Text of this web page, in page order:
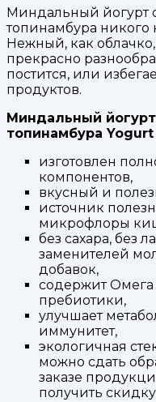
Миндальный йогурт
топинамбура никого
Нежный, как
прекрасно
постится, или
продуктов.
Миндальный
топинамбура Yogurt
изготовлен
компонентов,
вкусный и
источник
микрофлоры
без сахара, без
заменителей
добавок,
содержит Омега
пребиотики,
улучшает
иммунитет,
экологичная
можно сдать
заказе
получить